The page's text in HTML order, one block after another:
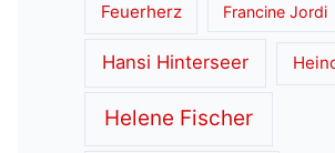
Feuerherz Francine Jordi
Hansi Hinterseer
Helene Fischer